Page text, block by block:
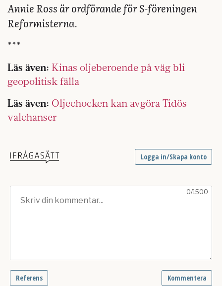
Annie Ross är ordförande för S-föreningen
Reformisterna.
***
Läs även: Kinas oljeberoende på väg bli
geopolitisk fälla
Läs även: Oljechocken kan avgöra Tidös
valchanser